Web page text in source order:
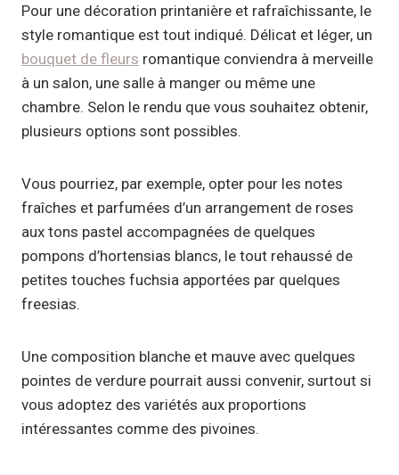
Pour une décoration printanière et rafraîchissante, le
style romantique est tout indiqué. Délicat et léger, un
bouquet de fleurs romantique conviendra à merveille
à un salon, une salle à manger ou même une
chambre. Selon le rendu que vous souhaitez obtenir,
plusieurs options sont possibles.
Vous pourriez, par exemple, opter pour les notes
fraîches et parfumées d’un arrangement de roses
aux tons pastel accompagnées de quelques
pompons d’hortensias blancs, le tout rehaussé de
petites touches fuchsia apportées par quelques
freesias.
Une composition blanche et mauve avec quelques
pointes de verdure pourrait aussi convenir, surtout si
vous adoptez des variétés aux proportions
intéressantes comme des pivoines.